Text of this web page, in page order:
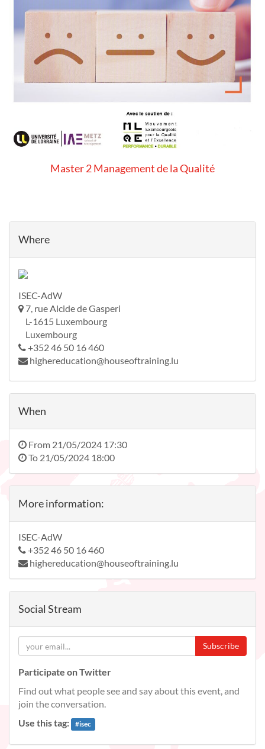
Master 2 Management de la Qualité
Where
ISEC-AdW
7, rue Alcide de Gasperi
L-1615 Luxembourg
Luxembourg
+352 46 50 16 460
highereducation@houseoftraining.lu
When
From 21/05/2024 17:30
To 21/05/2024 18:00
More information:
ISEC-AdW
+352 46 50 16 460
highereducation@houseoftraining.lu
Social Stream
Subscribe
Participate on Twitter
Find out what people see and say about this event, and
join the conversation.
Use this tag:
#isec